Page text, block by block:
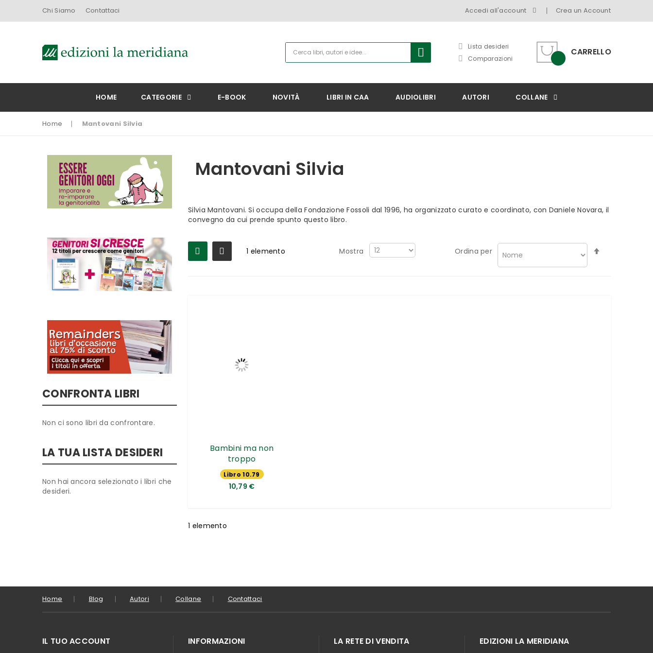
Chi Siamo Contattaci Accedi all'account Crea un Account
CARRELLO
Lista desideri
Comparazioni
HOME CATEGORIE E-BOOK NOVITÀ LIBRI IN CAA AUDIOLIBRI AUTORI COLLANE
Home Mantovani Silvia
Mantovani Silvia
Silvia Mantovani. Si occupa della Fondazione Fossoli dal 1996, ha organizzato curato e coordinato, con Daniele Novara, il
convegno da cui prende spunto questo libro.
1 elemento Mostra Ordina per
Bambini ma non
troppo
Libro 10.79
€
10,79 €
1 elemento
CONFRONTA LIBRI
Non ci sono libri da confrontare.
LA TUA LISTA DESIDERI
Non hai ancora selezionato i libri che
desideri.
Home Blog Autori Collane Contattaci
IL TUO ACCOUNT INFORMAZIONI LA RETE DI VENDITA EDIZIONI LA MERIDIANA